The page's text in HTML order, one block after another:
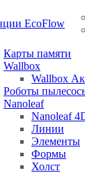
EcoFlow
Карты памяти
Wallbox
Wallbox
Роботы
Nanoleaf
Nanoleaf
Линии
Элементы
Формы
Холст